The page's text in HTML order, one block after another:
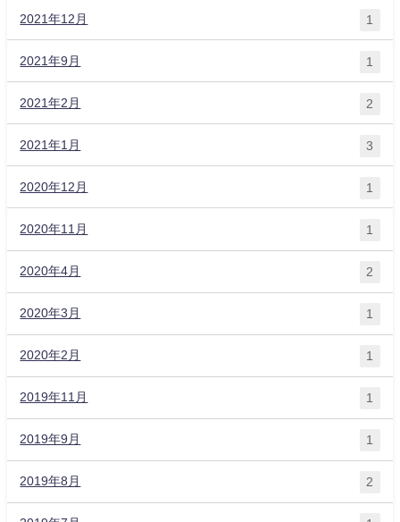
2021年12月 1
2021年9月 1
2021年2月 2
2021年1月 3
2020年12月 1
2020年11月 1
2020年4月 2
2020年3月 1
2020年2月 1
2019年11月 1
2019年9月 1
2019年8月 2